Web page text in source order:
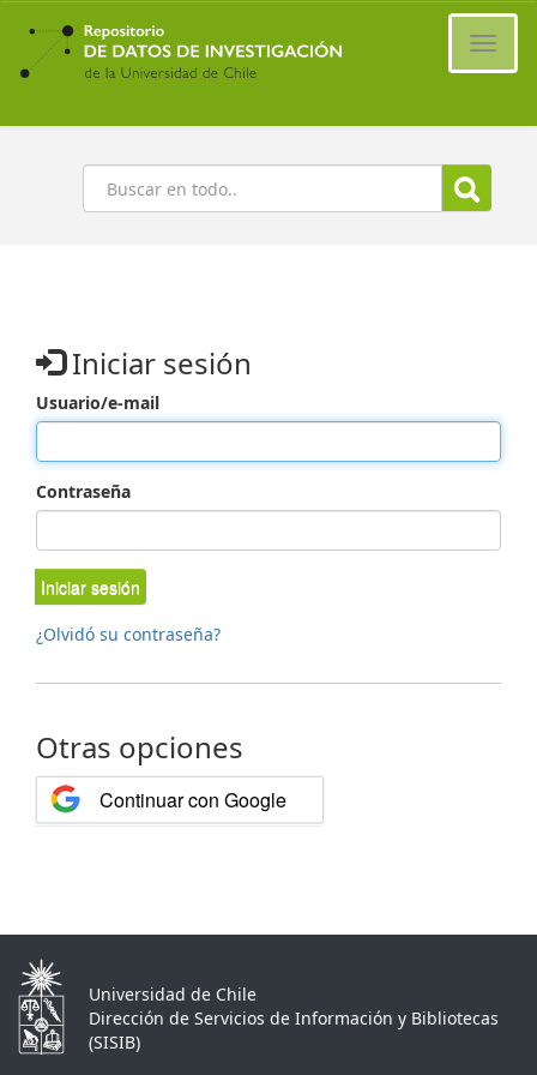
Ir
contenido
principal
Buscar
Iniciar sesión
Usuario/e-mail
Contraseña
Iniciar sesión
¿Olvidó su contraseña?
Otras opciones
Continuar con Google
Universidad de Chile
Dirección de Servicios de Información y Bibliotecas
(SISIB)